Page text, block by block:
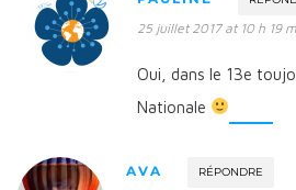
25 juillet 2017 at 10 h 19
Oui, dans le 13e
Nationale
AVA RÉPONDRE